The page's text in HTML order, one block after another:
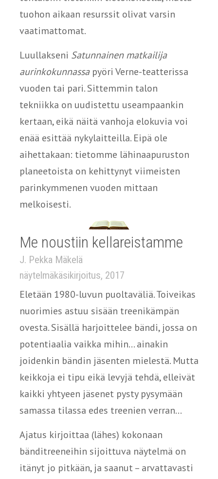
tuohon aikaan resurssit olivat varsin
vaatimattomat.
Luullakseni Satunnainen matkailija
aurinkokunnassapyöri Verne-teatterissa
vuoden tai pari. Sittemmin talon
tekniikka on uudistettu useampaankin
kertaan, eikä näitä vanhoja elokuvia voi
enää esittää nykylaitteilla. Eipä ole
aihettakaan: tietomme lähinaapuruston
planeetoista on kehittynyt viimeisten
parinkymmenen vuoden mittaan
melkoisesti.
Me noustiin kellareistamme
J. Pekka Mäkelä
näytelmäkäsikirjoitus, 2017
Eletään 1980-luvun puoltaväliä. Toiveikas
nuorimies astuu sisään treenikämpän
ovesta. Sisällä harjoittelee bändi, jossa on
potentiaalia vaikka mihin... ainakin
joidenkin bändin jäsenten mielestä. Mutta
keikkoja ei tipu eikä levyjä tehdä, elleivät
kaikki yhtyeen jäsenet pysty pysymään
samassa tilassa edes treenien verran...
Ajatus kirjoittaa (lähes) kokonaan
bänditreeneihin sijoittuva näytelmä on
itänyt jo pitkään, ja saanut – arvattavasti